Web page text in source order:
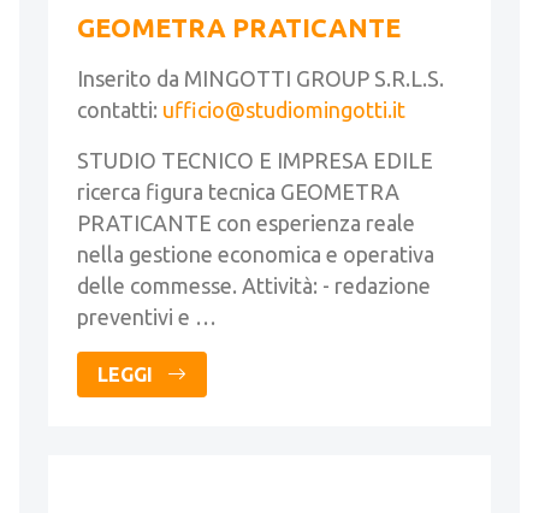
GEOMETRA PRATICANTE
Inserito da MINGOTTI GROUP S.R.L.S.
contatti: ufficio@studiomingotti.it
STUDIO TECNICO E IMPRESA EDILE
ricerca figura tecnica GEOMETRA
PRATICANTE con esperienza reale
nella gestione economica e operativa
delle commesse. Attività: - redazione
preventivi e …
LEGGI